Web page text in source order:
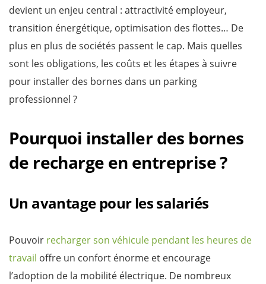
devient un enjeu central : attractivité employeur,
transition énergétique, optimisation des flottes… De
plus en plus de sociétés passent le cap. Mais quelles
sont les obligations, les coûts et les étapes à suivre
pour installer des bornes dans un parking
professionnel ?
Pourquoi installer des bornes
de recharge en entreprise ?
Un avantage pour les salariés
Pouvoir recharger son véhicule pendant les heures de
travail offre un confort énorme et encourage
l’adoption de la mobilité électrique. De nombreux